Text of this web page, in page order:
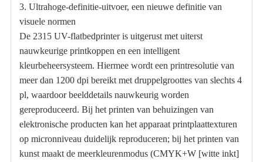
3. Ultrahoge-definitie-uitvoer, een nieuwe definitie van
visuele normen
De 2315 UV-flatbedprinter is uitgerust met uiterst
nauwkeurige printkoppen en een intelligent
kleurbeheersysteem. Hiermee wordt een printresolutie van
meer dan 1200 dpi bereikt met druppelgroottes van slechts 4
pl, waardoor beelddetails nauwkeurig worden
gereproduceerd. Bij het printen van behuizingen van
elektronische producten kan het apparaat printplaattexturen
op micronniveau duidelijk reproduceren; bij het printen van
kunst maakt de meerkleurenmodus (CMYK+W [witte inkt]